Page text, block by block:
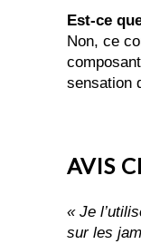
Est-ce
Non, ce
sensation
AVIS
« Je
sur les